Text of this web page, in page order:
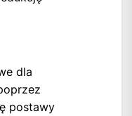
dla
postawy